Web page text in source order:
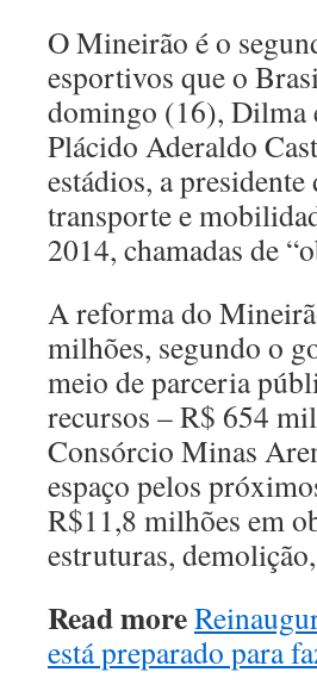
O Mineirão é o
esportivos que o
domingo (16), Dilma
Plácido Aderaldo
estádios, a presidente
transporte e
2014, chamadas de
A reforma do
milhões, segundo o
meio de parceria
recursos – R$ 654
Consórcio Minas
espaço pelos
R$11,8 milhões em
estruturas,
Read more
está preparado para